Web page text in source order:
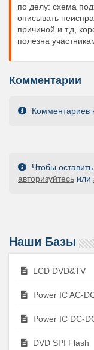
по делу: схема
описывать
причиной и т.д,
полезна
Комментарии
Комментариев
Чтобы
авторизуйтесь или
Наши Базы
LCD DVD&TV
Power IC AC-
Power IC DC-
DVD SPI Flash